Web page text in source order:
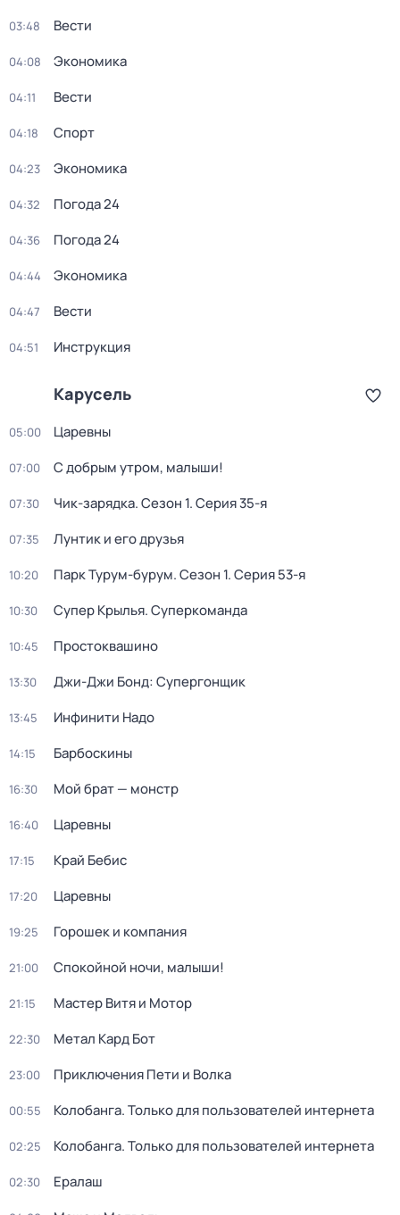
03:48 Вести
04:08 Экономика
04:11 Вести
04:18 Спорт
04:23 Экономика
04:32 Погода 24
04:36 Погода 24
04:44 Экономика
04:47 Вести
04:51 Инструкция
Карусель
05:00 Царевны
07:00 С добрым утром, малыши!
07:30 Чик-зарядка. Сезон 1. Серия 35-я
07:35 Лунтик и его друзья
10:20 Парк Турум-бурум. Сезон 1. Серия 53-я
10:30 Супер Крылья. Суперкоманда
10:45 Простоквашино
13:30 Джи-Джи Бонд: Супергонщик
13:45 Инфинити Надо
14:15 Барбоскины
16:30 Мой брат — монстр
16:40 Царевны
17:15 Край Бебис
17:20 Царевны
19:25 Горошек и компания
21:00 Спокойной ночи, малыши!
21:15 Мастер Витя и Мотор
22:30 Метал Кард Бот
23:00 Приключения Пети и Волка
00:55 Колобанга. Только для пользователей интернета
02:25 Колобанга. Только для пользователей интернета
02:30 Ералаш